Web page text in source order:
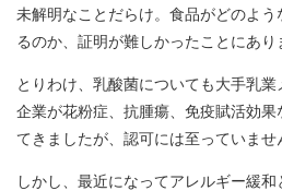
未解明なことだらけ。食品がどのよ
るのか、証明が難しかったことにあり
とりわけ、乳酸菌についても大手乳
企業が花粉症、抗腫瘍、免疫賦活効
てきましたが、認可には至っていませ
しかし、最近になってアレルギー緩